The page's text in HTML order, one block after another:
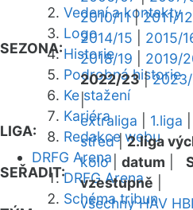
Vedení a kontakty
Logo
Historie
Podrobná historie
Ke stažení
Kariéra
Redakce webu
DRFG Arena
DRFG Arena
Schéma tribun
SEZONA:
2010/11|2011/12
2014/15
2015/
2018/19
2019/
2022/23|
|
LIGA:
extraliga 1.liga
střed|2.liga
SEŘADIT:
kolo| datum
vzestupně
všechny HAV